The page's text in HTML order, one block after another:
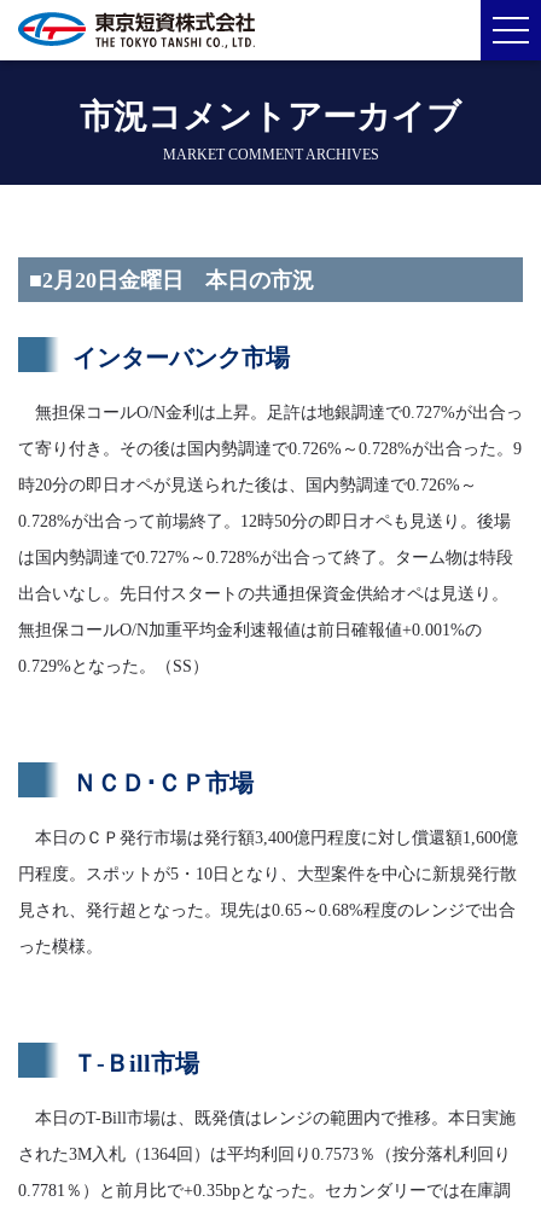
市況コメントアーカイブ
MARKET COMMENT ARCHIVES
■2月20日金曜日 本日の市況
インターバンク市場
無担保コールO/N金利は上昇。足許は地銀調達で0.727%が出合っ
て寄り付き。その後は国内勢調達で0.726%～0.728%が出合った。9
時20分の即日オペが見送られた後は、国内勢調達で0.726%～
0.728%が出合って前場終了。12時50分の即日オペも見送り。後場
は国内勢調達で0.727%～0.728%が出合って終了。ターム物は特段
出合いなし。先日付スタートの共通担保資金供給オペは見送り。
無担保コールO/N加重平均金利速報値は前日確報値+0.001%の
0.729%となった。（SS）
ＮＣＤ･ＣＰ市場
本日のＣＰ発行市場は発行額3,400億円程度に対し償還額1,600億
円程度。スポットが5・10日となり、大型案件を中心に新規発行散
見され、発行超となった。現先は0.65～0.68%程度のレンジで出合
った模様。
Ｔ-Ｂill市場
本日のT-Bill市場は、既発債はレンジの範囲内で推移。本日実施
された3M入札（1364回）は平均利回り0.7573％（按分落札利回り
0.7781％）と前月比で+0.35bpとなった。セカンダリーでは在庫調